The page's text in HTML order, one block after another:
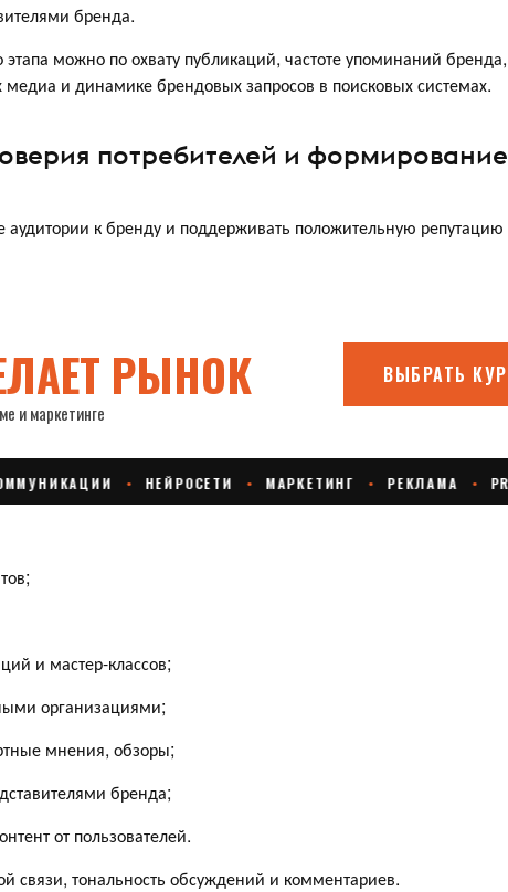
бренда.
этапа можно по охвату публикаций, частоте упоминаний бренда,
медиа и динамике брендовых запросов в поисковых системах.
потребителей и формирование
аудитории к бренду и поддерживать положительную репутацию
и мастер-классов;
организациями;
мнения, обзоры;
бренда;
от пользователей.
связи, тональность обсуждений и комментариев.